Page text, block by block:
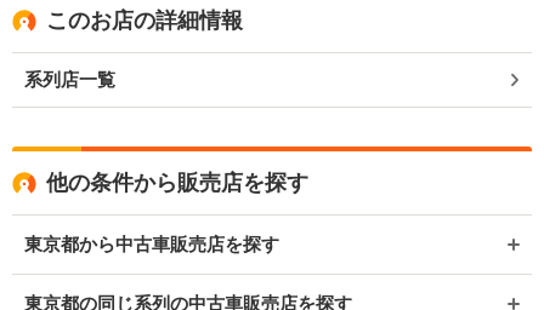
このお店の詳細情報
系列店一覧
他の条件から販売店を探す
東京都から中古車販売店を探す
東京都の同じ系列の中古車販売店を探す